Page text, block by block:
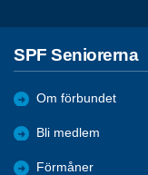
SPF Seniorerna
Om förbundet
Bli medlem
Förmåner